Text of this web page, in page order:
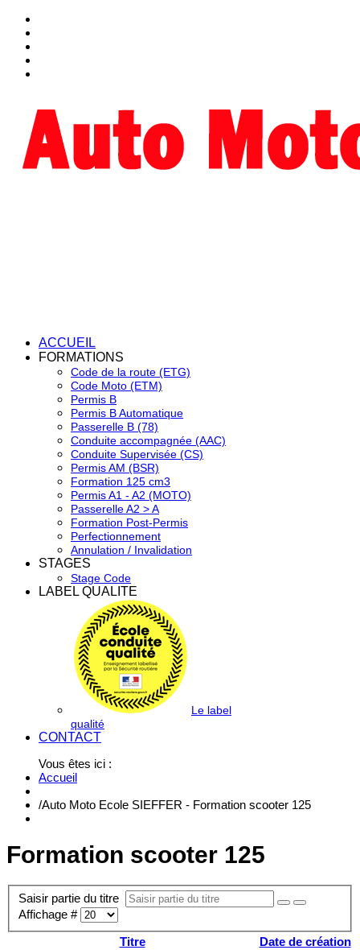
ACCUEIL
FORMATIONS
Code de la route (ETG)
Code Moto (ETM)
Permis B
Permis B Automatique
Passerelle B (78)
Conduite accompagnée (AAC)
Conduite Supervisée (CS)
Permis AM (BSR)
Formation 125 cm3
Permis A1 - A2 (MOTO)
Passerelle A2 > A
Formation Post-Permis
Perfectionnement
Annulation / Invalidation
STAGES
Stage Code
LABEL QUALITE
Le label
qualité
CONTACT
Vous êtes ici :
Accueil
/Auto Moto Ecole SIEFFER - Formation scooter 125
Formation scooter 125
Saisir partie du titre
Affichage #
Titre
Date de création